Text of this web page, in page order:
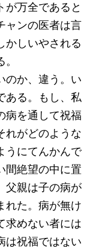
が万全であると
ャンの医者は言
かしいやされる
のか、違う。い
ある。もし、私
病を通して祝福
れがどのような
うにてんかんで
間絶望の中に置
父親は子の病が
れた。病が無け
求めない者には
は祝福ではない